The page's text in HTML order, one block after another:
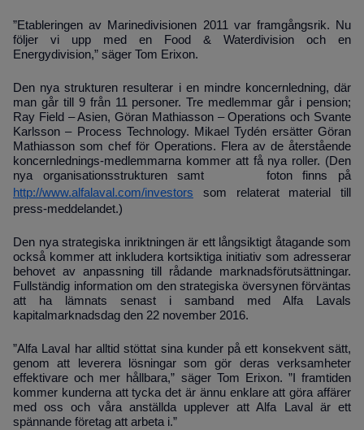
”Etableringen av Marinedivisionen 2011 var framgångsrik. Nu
följer vi upp med en Food & Waterdivision och en
Energydivision,” säger Tom Erixon.
Den nya strukturen resulterar i en mindre koncernledning, där
man går till 9 från 11 personer. Tre medlemmar går i pension;
Ray Field – Asien, Göran Mathiasson – Operations och Svante
Karlsson – Process Technology. Mikael Tydén ersätter Göran
Mathiasson som chef för Operations. Flera av de återstående
koncernlednings-medlemmarna kommer att få nya roller. (Den
nya organisationsstrukturen samt foton finns på
http://www.alfalaval.com/investors som relaterat material till
press-meddelandet.)
Den nya strategiska inriktningen är ett långsiktigt åtagande som
också kommer att inkludera kortsiktiga initiativ som adresserar
behovet av anpassning till rådande marknadsförutsättningar.
Fullständig information om den strategiska översynen förväntas
att ha lämnats senast i samband med Alfa Lavals
kapitalmarknadsdag den 22 november 2016.
”Alfa Laval har alltid stöttat sina kunder på ett konsekvent sätt,
genom att leverera lösningar som gör deras verksamheter
effektivare och mer hållbara,” säger Tom Erixon. ”I framtiden
kommer kunderna att tycka det är ännu enklare att göra affärer
med oss och våra anställda upplever att Alfa Laval är ett
spännande företag att arbeta i.”